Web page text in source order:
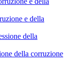
e della
della
della corruzione